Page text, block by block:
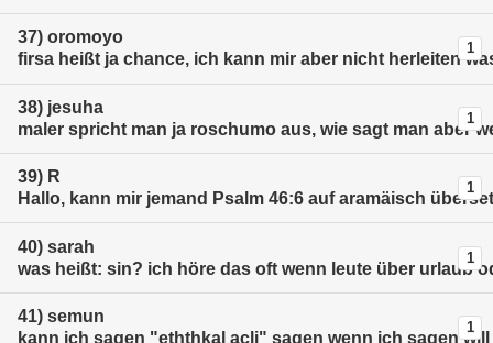
37) oromoyo
firsa heißt ja chance, ich kann mir aber nicht herleiten
1
38) jesuha
maler spricht man ja roschumo aus, wie sagt man aber
1
39) R
Hallo, kann mir jemand Psalm 46:6 auf aramäisch
1
40) sarah
was heißt: sin? ich höre das oft wenn leute über urlaub
1
41) semun
kann ich sagen "eththkal acli" sagen wenn ich sagen
1